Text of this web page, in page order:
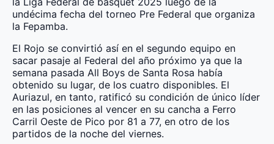
undécima fecha del torneo Pre Federal que organiza
la Fepamba.
El Rojo se convirtió así en el segundo equipo en
sacar pasaje al Federal del año próximo ya que la
semana pasada All Boys de Santa Rosa había
obtenido su lugar, de los cuatro disponibles. El
Auriazul, en tanto, ratificó su condición de único líder
en las posiciones al vencer en su cancha a Ferro
Carril Oeste de Pico por 81 a 77, en otro de los
partidos de la noche del viernes.